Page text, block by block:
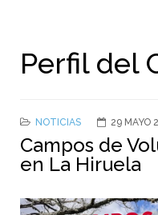
Perfil del
NOTICIAS 29 MAYO
Campos de
en La Hiruela